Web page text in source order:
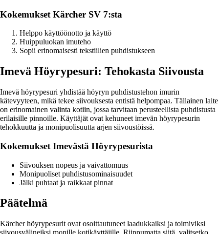
Kokemukset Kärcher SV 7:sta
Helppo käyttöönotto ja käyttö
Huippuluokan imuteho
Sopii erinomaisesti tekstiilien puhdistukseen
Imevä Höyrypesuri: Tehokasta Siivousta
Imevä höyrypesuri yhdistää höyryn puhdistustehon imurin
kätevyyteen, mikä tekee siivouksesta entistä helpompaa. Tällainen laite
on erinomainen valinta kotiin, jossa tarvitaan perusteellista puhdistusta
erilaisille pinnoille. Käyttäjät ovat kehuneet imevän höyrypesurin
tehokkuutta ja monipuolisuutta arjen siivoustöissä.
Kokemukset Imevästä Höyrypesurista
Siivouksen nopeus ja vaivattomuus
Monipuoliset puhdistusominaisuudet
Jälki puhtaat ja raikkaat pinnat
Päätelmä
Kärcher höyrypesurit ovat osoittautuneet laadukkaiksi ja toimiviksi